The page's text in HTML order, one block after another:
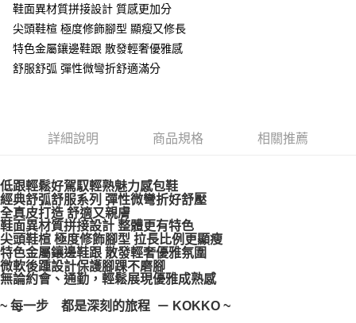
悠遊付
AFTEE先享後付
相關說明
２．便利：只要手機號碼，簡訊認證，即可結帳。
【「AFTEE先享後付」結帳流程】
１．於結帳方式選擇「AFTEE先享後付」後，將跳轉至「AFTEE先享後付」
結帳頁面，進行簡訊認證並確認金額後，即可完成結帳。
２．訂單成立數日內，您將收到繳費通知簡訊。
３．收到繳費通知簡訊後14天內，點擊此簡訊中的連結，可透過四大超商／
ATM／網路銀行／等多元方式進行付款，方視為交易完成。
※ 請注意：結帳手續完成當下不需立刻繳費，但若您需要取消訂單，請聯絡
購買商品的店家。未經商家同意取消之訂單仍視為有效，需透過AFTEE先享
※ 交易是否成功請以「AFTEE先享後付 」之結帳頁面顯示為準，若有關於
運送方式
每筆NT$100，滿NT$999(含以上)免運費
鞋面異材質拼接設計 質感更加分
尖頭鞋楦 極度修飾腳型 顯瘦又修長
特色金屬鑲邊鞋跟 散發輕奢優雅感
舒服舒弧 彈性微彎折舒適滿分
詳細說明 商品規格 相關推薦
低跟輕鬆好駕馭輕熟魅力感包鞋
經典舒弧舒服系列 彈性微彎折好舒壓
全真皮打造 舒適又親膚
鞋面異材質拼接設計 整體更有特色
尖頭鞋楦 極度修飾腳型 拉長比例更顯瘦
特色金屬鑲邊鞋跟 散發輕奢優雅氛圍
微軟後踵設計保護腳踝不磨腳
無論約會、通勤，輕鬆展現優雅成熟感
~ 每一步 都是深刻的旅程 － KOKKO ~